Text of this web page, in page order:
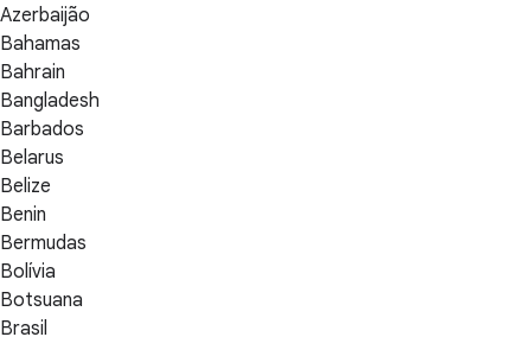
Azerbaijão
Bahamas
Bahrain
Bangladesh
Barbados
Belarus
Belize
Benin
Bermudas
Bolívia
Botsuana
Brasil